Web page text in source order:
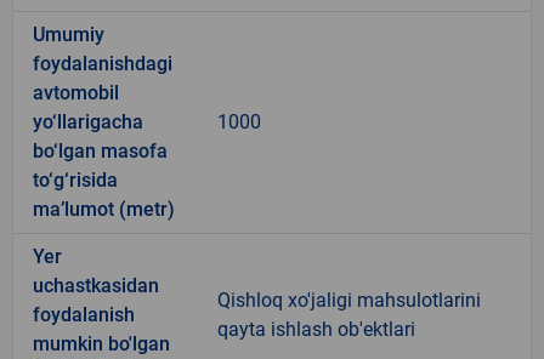
Umumiy
foydalanishdagi
avtomobil
yo‘llarigacha
bo‘lgan masofa
to‘g‘risida
ma’lumot (metr)
1000
Yer
uchastkasidan
foydalanish
mumkin bo'lgan
Qishloq xo'jaligi mahsulotlarini
qayta ishlash ob'ektlari